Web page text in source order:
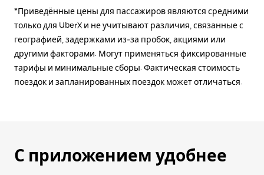
*Приведённые цены для пассажиров являются средними
только для UberX и не учитывают различия, связанные с
географией, задержками из-за пробок, акциями или
другими факторами. Могут применяться фиксированные
тарифы и минимальные сборы. Фактическая стоимость
поездок и запланированных поездок может отличаться.
С приложением удобнее